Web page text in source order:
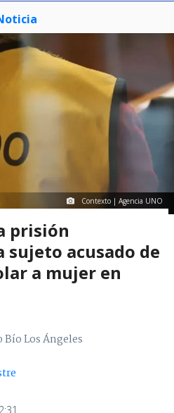
Contexto | Agencia UNO
prisión
acusado de
a mujer en
Bío Los Ángeles